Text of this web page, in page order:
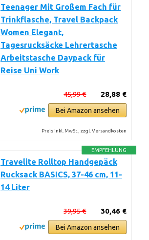
Teenager Mit Großem Fach für
Trinkflasche, Travel Backpack
Women Elegant,
Tagesrucksäcke Lehrertasche
Arbeitstasche Daypack für
Reise Uni Work
28,88 €
45,99 €
Bei Amazon ansehen
Preis inkl. MwSt., zzgl. Versandkosten
EMPFEHLUNG
Travelite Rolltop Handgepäck
Rucksack BASICS, 37-46 cm, 11-
14 Liter
30,46 €
39,95 €
Bei Amazon ansehen